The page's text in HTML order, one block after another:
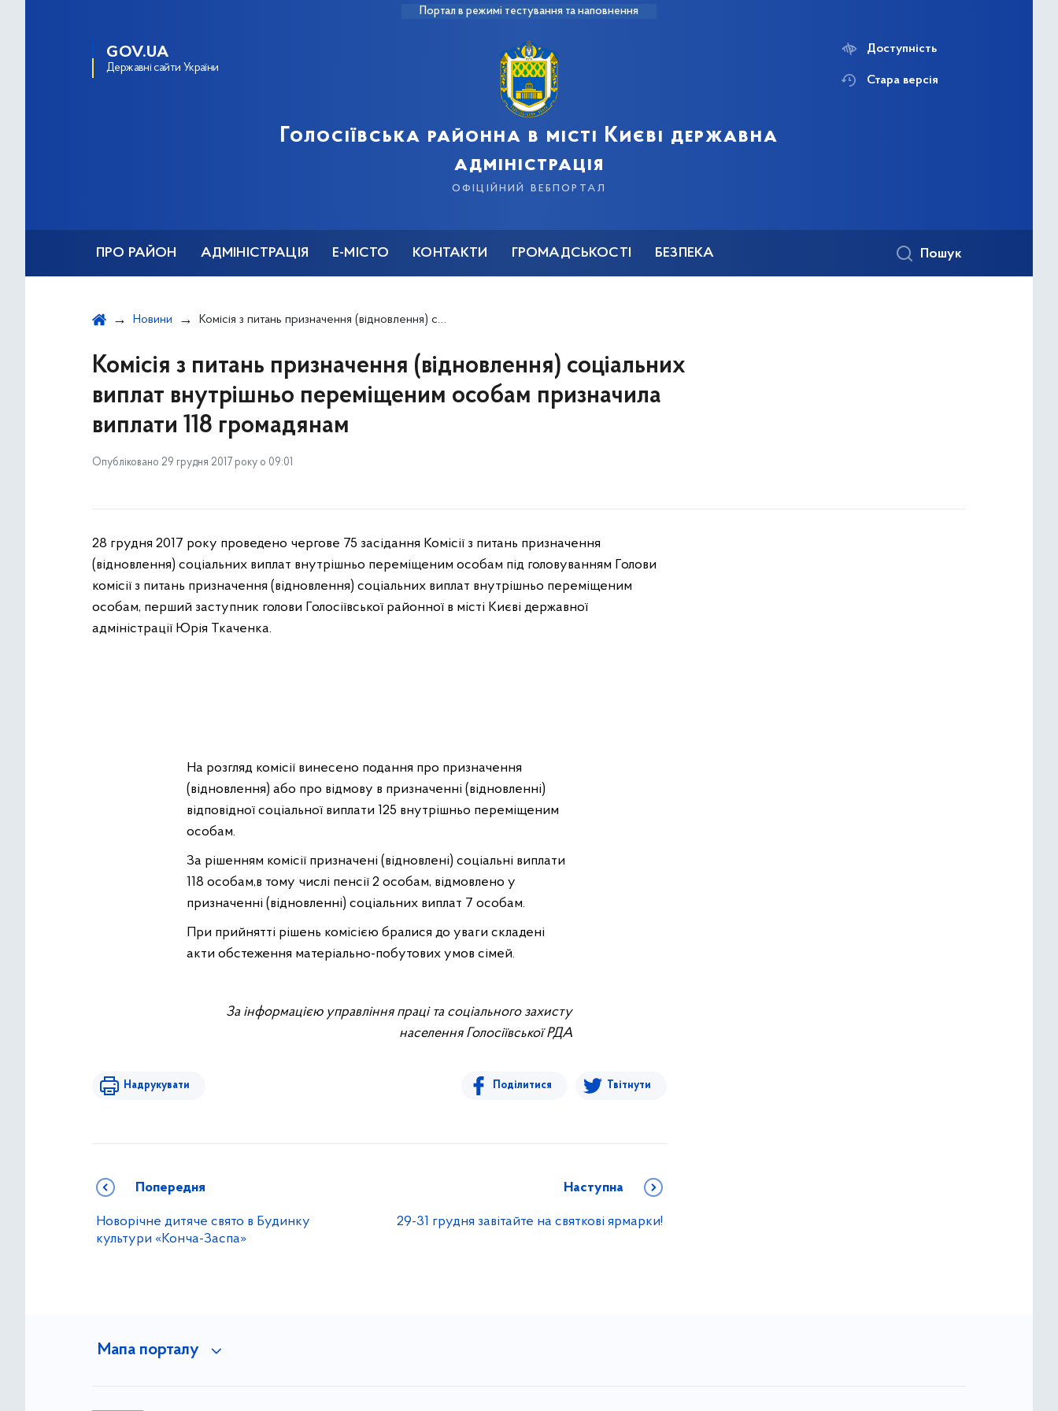
Портал в режимі тестування та наповнення
GOV.UA
Державні сайти України
Голосіївська районна в місті Києві державна
адміністрація
офіційний вебпортал
Доступність
Стара версія
ПРО РАЙОН АДМІНІСТРАЦІЯ Е-МІСТО КОНТАКТИ ГРОМАДСЬКОСТІ БЕЗПЕКА Пошук
Новини Комісія з питань призначення (відновлення) соціальних виплат внутрішньо переміщеним особам призначила виплати 118 громадянам
Комісія з питань призначення (відновлення) соціальних
виплат внутрішньо переміщеним особам призначила
виплати 118 громадянам
Опубліковано 29 грудня 2017 року о 09:01
28 грудня 2017 року проведено чергове 75 засідання Комісії з питань призначення
(відновлення) соціальних виплат внутрішньо переміщеним особам під головуванням Голови
комісії з питань призначення (відновлення) соціальних виплат внутрішньо переміщеним
особам, перший заступник голови Голосіївської районної в місті Києві державної
адміністрації Юрія Ткаченка.
На розгляд комісії винесено подання про призначення
(відновлення) або про відмову в призначенні (відновленні)
відповідної соціальної виплати 125 внутрішньо переміщеним
особам.
За рішенням комісії призначені (відновлені) соціальні виплати
118 особам,в тому числі пенсії 2 особам, відмовлено у
призначенні (відновленні) соціальних виплат 7 особам.
При прийнятті рішень комісією бралися до уваги складені
акти обстеження матеріально-побутових умов сімей.
За інформацією управління праці та соціального захисту
населення Голосіївської РДА
Надрукувати Поділитися Твітнути
Попередня
Новорічне дитяче свято в Будинку
культури «Конча-Заспа»
Наступна
29-31 грудня завітайте на святкові ярмарки!
Мапа порталу